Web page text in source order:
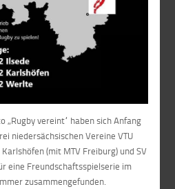
„Rugby vereint“ haben sich Anfang
niedersächsischen Vereine VTU
Karlshöfen (mit MTV Freiburg) und SV
eine Freundschaftsspielserie im
zusammengefunden.